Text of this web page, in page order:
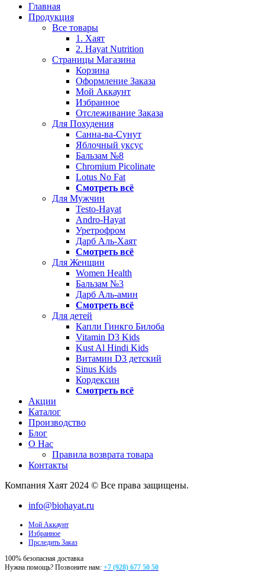
Главная
Продукция
Все товары
1. Хаят
2. Hayat Nutrition
Страницы Магазина
Корзина
Оформление Заказа
Мой Аккаунт
Избранное
Отслеживание Заказа
Для Похудения
Санна-ва-Сунут
Яблочный уксус
Бальзам №8
Chromium Picolinate
Lotus No Fat
Смотреть всё
Для Мужчин
Testo-Hayat
Andro-Hayat
Уретрофром
Дарб Аль-Хаят
Смотреть всё
Для Женщин
Women Health
Бальзам №3
Дарб Аль-амин
Смотреть всё
Для детей
Капли Гинкго Билоба
Vitamin D3 Kids
Kust Al Hindi Kids
Витамин D3 детский
Sinus Kids
Кордексин
Смотреть всё
Акции
Каталог
Производство
Блог
О Нас
Правила возврата товара
Контакты
Компания Хаят 2024 © Все права защищены.
info@biohayat.ru
Мой Аккаунт
Избранное
Прследить Заказ
100% безопасная доставка
Нужна помощь? Позвоните нам: +7 (928) 677 50 50